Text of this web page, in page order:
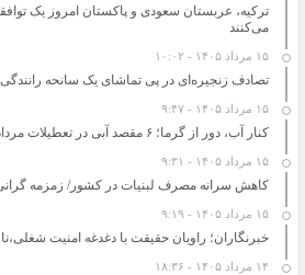
“گرانی شیشه شربت “از علل کاهش تولید آنتی‌بیوتیک
پاییز امسال پربارش خواهد بود
شرکتهای خصولتی مانع توسعه اقتصاد هستند
کاهش سرانه مصرف لبنیات در کشور/ زمزمه گرانی
تصادف زنجیره‌ای در پی تماشای یک سانحه رانندگی
ایران و چین در مورد مسائل منطقه ای اشتراک مواضع
ترکیه، عربستان سعودی و پاکستان امروز یک
می‌کنند
۱۵ مرداد ۱۴۰۵ - ۱۰:۰۲
تصادف زنجیره‌ای در پی تماشای یک سانحه رانندگی
۱۵ مرداد ۱۴۰۵ - ۹:۴۷
کنار آب، دور از گرما؛ ۶ مقصد آبی در تعطیلات مرداد
۱۵ مرداد ۱۴۰۵ - ۹:۳۱
کاهش سرانه مصرف لبنیات در کشور/ زمزمه
۱۵ مرداد ۱۴۰۵ - ۹:۱۹
خبرنگاران؛ راویان حقیقت با دغدغه امنیت
۱۴ مرداد ۱۴۰۵ - ۱۸:۳۶